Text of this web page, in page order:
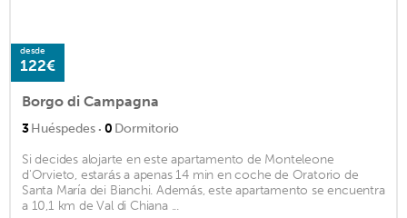
desde
122€
Borgo di Campagna
3Huéspedes · 0 Dormitorio
Si decides alojarte en este apartamento de Monteleone
d'Orvieto, estarás a apenas 14 min en coche de Oratorio de
Santa María dei Bianchi. Además, este apartamento se encuentra
a 10,1 km de Val di Chiana ...